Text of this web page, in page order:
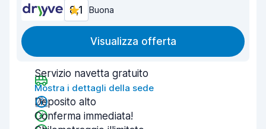
8,1 Buona
Visualizza offerta
Servizio navetta gratuito
Mostra i dettagli della sede
Deposito alto
Conferma immediata!